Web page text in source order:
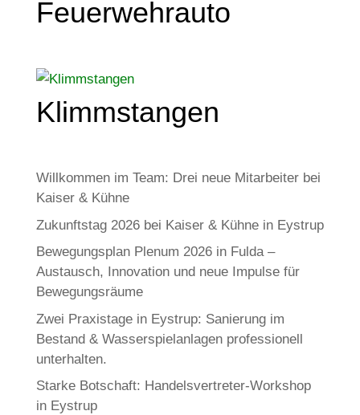
Feuerwehrauto
Klimmstangen
Willkommen im Team: Drei neue Mitarbeiter bei
Kaiser & Kühne
Zukunftstag 2026 bei Kaiser & Kühne in Eystrup
Bewegungsplan Plenum 2026 in Fulda –
Austausch, Innovation und neue Impulse für
Bewegungsräume
Zwei Praxistage in Eystrup: Sanierung im
Bestand & Wasserspielanlagen professionell
unterhalten.
Starke Botschaft: Handelsvertreter-Workshop
in Eystrup